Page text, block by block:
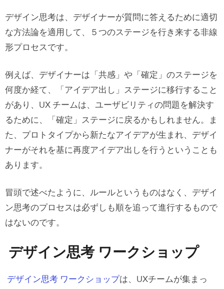
デザイン思考は、デザイナーが質問に答えるために適切
な方法論を適用して、５つのステージを行き来する非線
形プロセスです。
例えば、デザイナーは「共感」や「確定」のステージを
何度か経て、「アイデア出し」ステージに移行すること
があり、UX チームは、ユーザビリティの問題を解決す
るために、「確定」ステージに戻るかもしれません。ま
た、プロトタイプから新たなアイデアが生まれ、デザイ
ナーがそれを基に再度アイデア出しを行うということも
あります。
冒頭で述べたように、ルールというものはなく、デザイ
ン思考のプロセスは必ずしも順を追って進行するもので
はないのです。
デザイン思考 ワークショップ
デザイン思考 ワークショップは、UXチームが集まっ